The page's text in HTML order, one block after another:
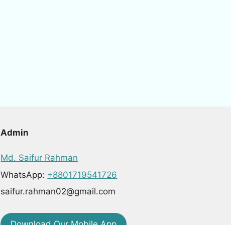
Admin
Md. Saifur Rahman
WhatsApp: +8801719541726
saifur.rahman02@gmail.com